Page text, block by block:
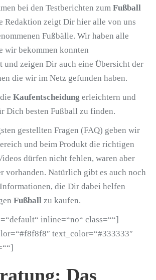
bei den Testberichten zum Fußball
Redaktion zeigt Dir hier alle von uns
Fußbälle. Wir haben alle
wir bekommen konnten
und zeigen Dir auch eine Übersicht der
die wir im Netz gefunden haben.
Kaufentscheidung erleichtern und
Dich besten Fußball zu finden.
gestellten Fragen (FAQ) geben wir
und beim Produkt die richtigen
dürfen nicht fehlen, waren aber
vorhanden. Natürlich gibt es auch noch
die Dir dabei helfen
Fußball zu kaufen.
inline=“no“ class=““]
text_color=“#333333″
Das